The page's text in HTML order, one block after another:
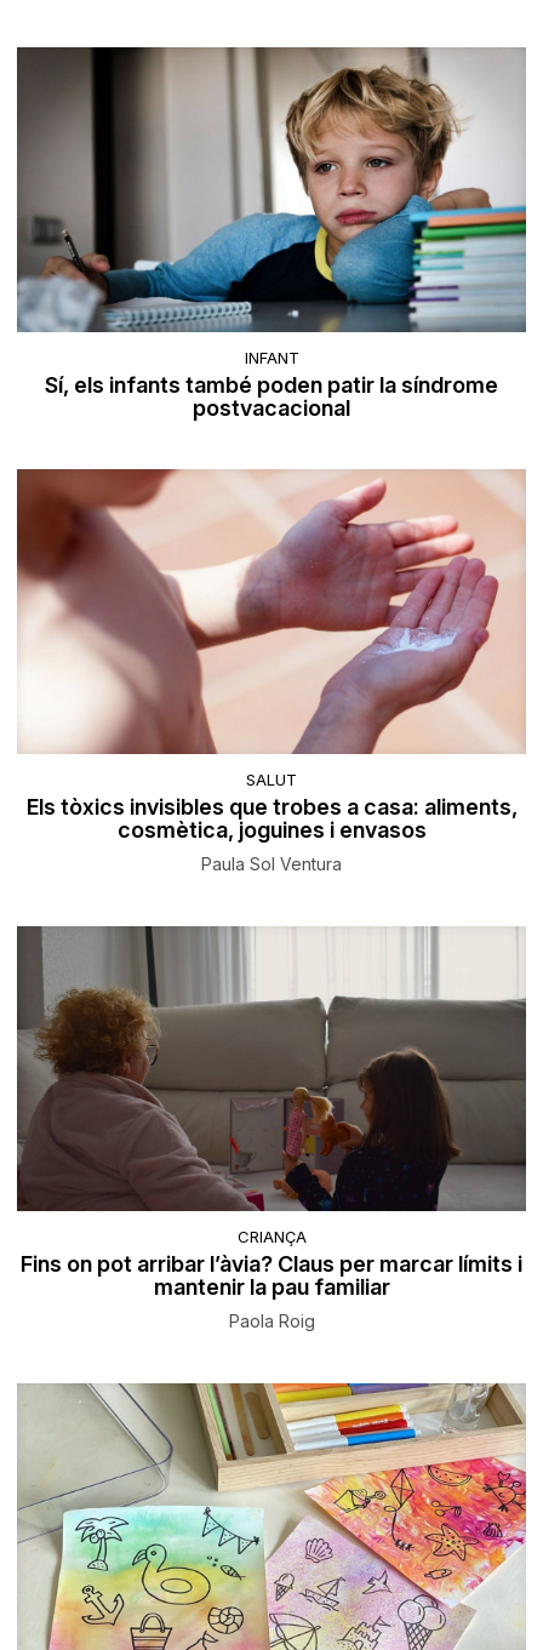
INFANT
Sí, els infants també poden patir la síndrome
postvacacional
SALUT
Els tòxics invisibles que trobes a casa: aliments,
cosmètica, joguines i envasos
Paula Sol Ventura
CRIANÇA
Fins on pot arribar l’àvia? Claus per marcar límits i
mantenir la pau familiar
Paola Roig